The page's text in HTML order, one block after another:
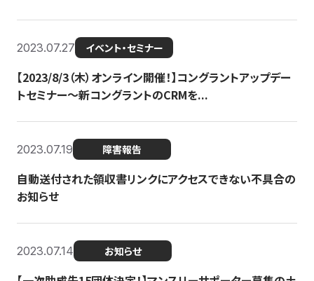
2023.07.27 イベント・セミナー
【2023/8/3（木）オンライン開催！】コングラントアップデー
トセミナー〜新コングラントのCRMを...
2023.07.19 障害報告
自動送付された領収書リンクにアクセスできない不具合の
お知らせ
2023.07.14 お知らせ